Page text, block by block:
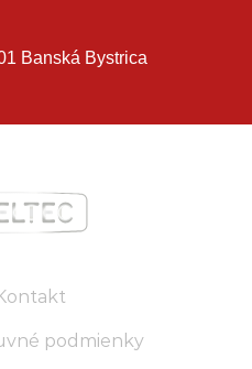
Banská Bystrica
podmienky